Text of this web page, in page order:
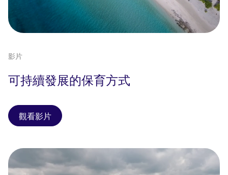
影片
可持續發展的保育方式
觀看影片